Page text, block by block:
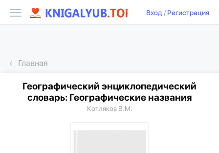
Вход/ Регистрация
Главная
Географический энциклопедический
словарь: Географические названия
Котляков В.М.